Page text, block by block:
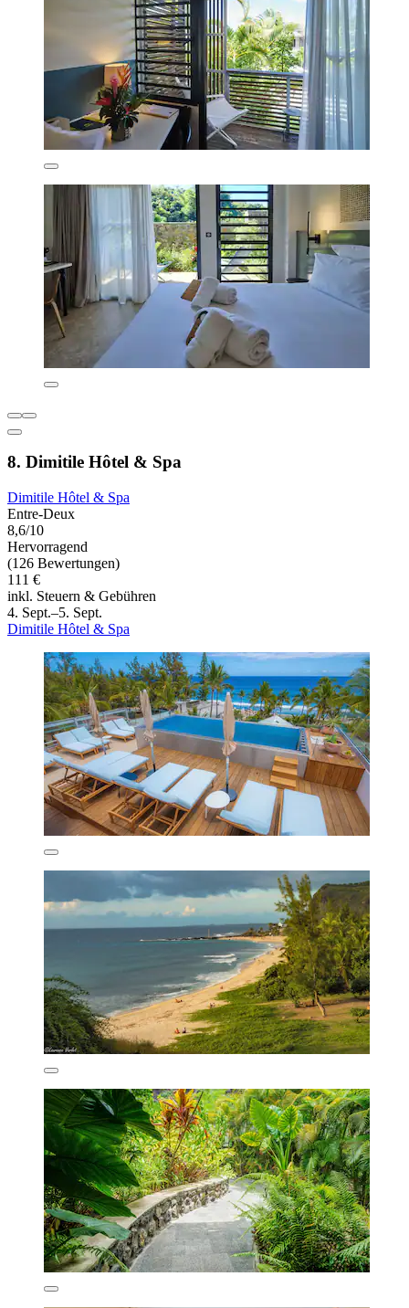
8. Dimitile Hôtel & Spa
Dimitile Hôtel & Spa
Entre-Deux
8,6/10
Hervorragend
(126 Bewertungen)
111 €
inkl. Steuern & Gebühren
4. Sept.–5. Sept.
Dimitile Hôtel & Spa